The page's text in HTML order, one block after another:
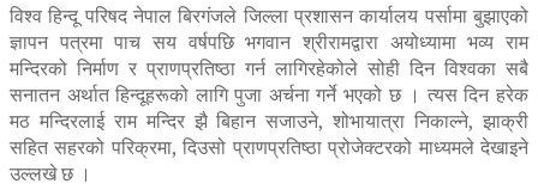
विश्व हिन्दू परिषद नेपाल बिरगंजले जिल्ला प्रशासन कार्यालय पर्सामा बुझाएको
ज्ञापन पत्रमा पाच सय वर्षपछि भगवान श्रीरामद्वारा अयोध्यामा भव्य राम
मन्दिरको निर्माण र प्राणप्रतिष्ठा गर्न लागिरहेकोले सोही दिन विश्वका सबै
सनातन अर्थात हिन्दूहरूको लागि पुजा अर्चना गर्ने भएको छ । त्यस दिन हरेक
मठ मन्दिरलाई राम मन्दिर झै बिहान सजाउने, शोभायात्रा निकाल्ने, झाक्री
सहित सहरको परिक्रमा, दिउसो प्राणप्रतिष्ठा प्रोजेक्टरको माध्यमले देखाइने
उल्लखे छ ।